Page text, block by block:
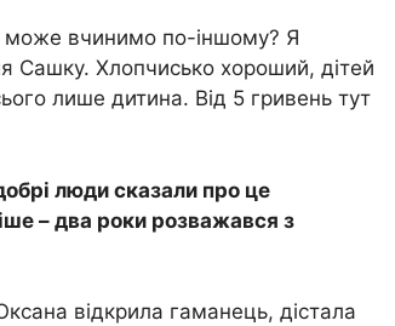
може вчинимо по-іншому? Я
Сашку. Хлопчисько хороший, дітей
лише дитина. Від 5 гривень тут
люди сказали про це
– два роки розважався з
відкрила гаманець, дістала